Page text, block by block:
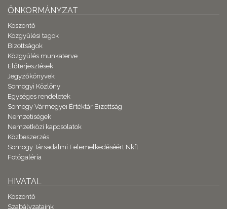
ÖNKORMÁNYZAT
Köszöntő
Közgyűlési tagok
Bizottságok
Közgyűlés munkaterve
Előterjesztések
Jegyzőkönyvek
Somogyi Közlöny
Egységes rendeletek
Somogy Vármegyei Értéktár Bizottság
Nemzetiségek
Nemzetközi kapcsolatok
Közbeszerzés
Somogy Társadalmi Felemelkedéséért Nkft.
Fotógaléria
HIVATAL
Köszöntő
Szabályzataink